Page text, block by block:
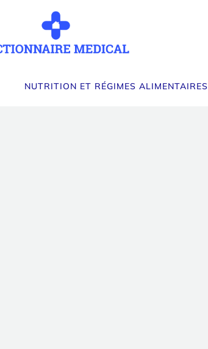
NUTRITION ET RÉGIMES ALIMENTAIRES